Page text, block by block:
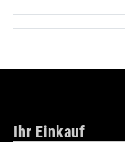
Ihr Einkauf